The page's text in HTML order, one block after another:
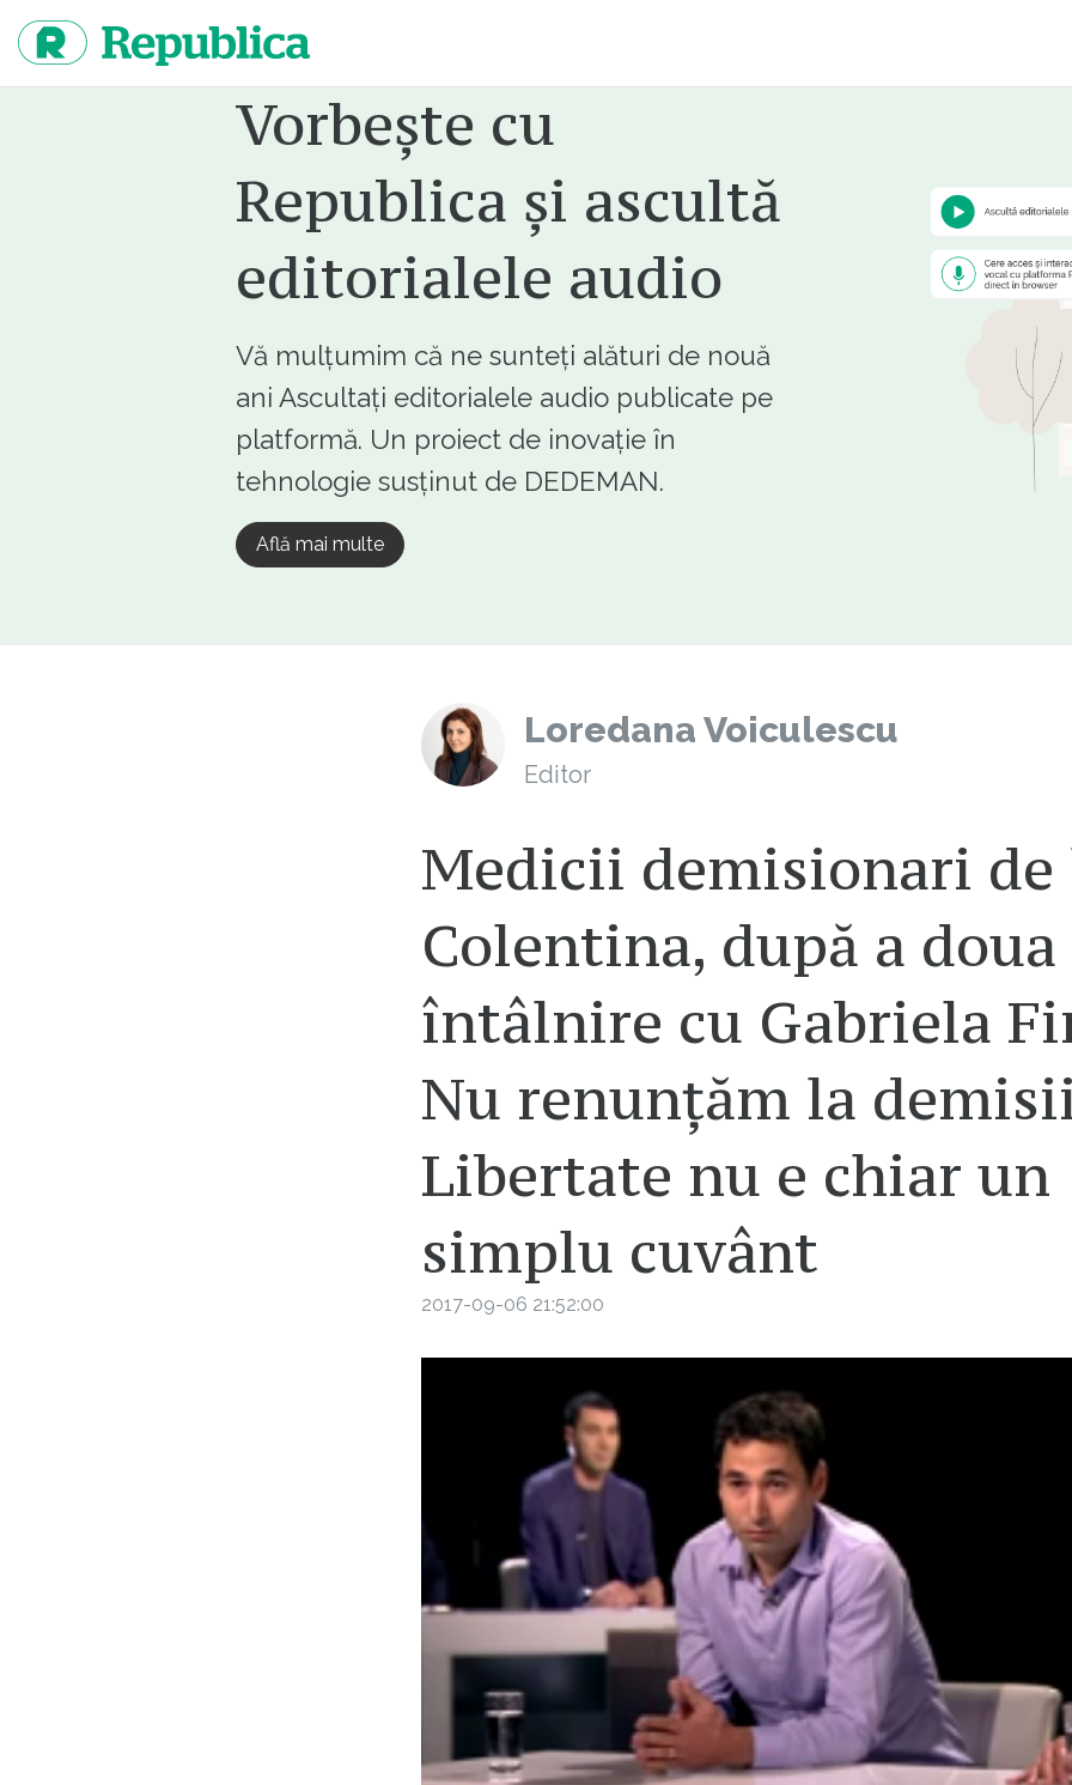
continut
Vorbește cu
Republica și ascultă
editorialele audio
Vă mulțumim că ne sunteți alături de nouă
ani Ascultați editorialele audio publicate pe
platformă. Un proiect de inovație în
tehnologie susținut de DEDEMAN.
Află mai multe
Loredana Voiculescu
Editor
Medicii demisionari de
Colentina, după a doua
întâlnire cu Gabriela
Nu renunțăm la
Libertate nu e chiar un
simplu cuvânt
2017-09-06 21:52:00